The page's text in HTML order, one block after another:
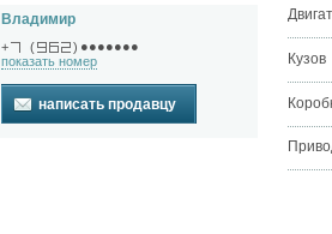
Владимир
+ ( ) ●●●●●●●
показать номер
написать продавцу
Кузов